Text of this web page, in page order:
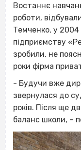
Востаннє
роботи,
Темченко, у 2004
підприємству
зробили, не
роки фірма
- Будучи вже
звернулася до
років. Після ще
баланс школи, –